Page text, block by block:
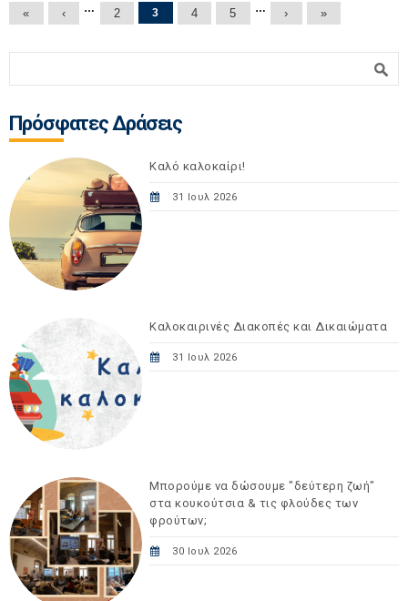
Σελίδες
« ‹ … 2 3 4 5 … › »
Πρόσφατες Δράσεις
Καλό καλοκαίρι!
31 Ιουλ 2026
Καλοκαιρινές Διακοπές και Δικαιώματα
31 Ιουλ 2026
Μπορούμε να δώσουμε "δεύτερη ζωή"
στα κουκούτσια & τις φλούδες των
φρούτων;
30 Ιουλ 2026